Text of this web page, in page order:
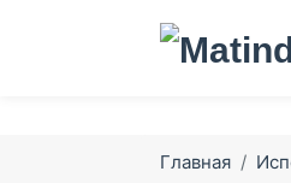
Главная